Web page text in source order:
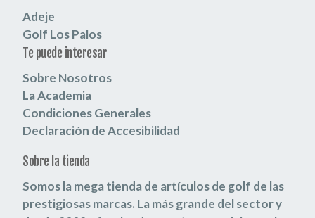
Adeje
Golf Los Palos
Te puede interesar
Sobre Nosotros
La Academia
Condiciones Generales
Declaración de Accesibilidad
Sobre la tienda
Somos la mega tienda de artículos de golf de las
prestigiosas marcas. La más grande del sector y